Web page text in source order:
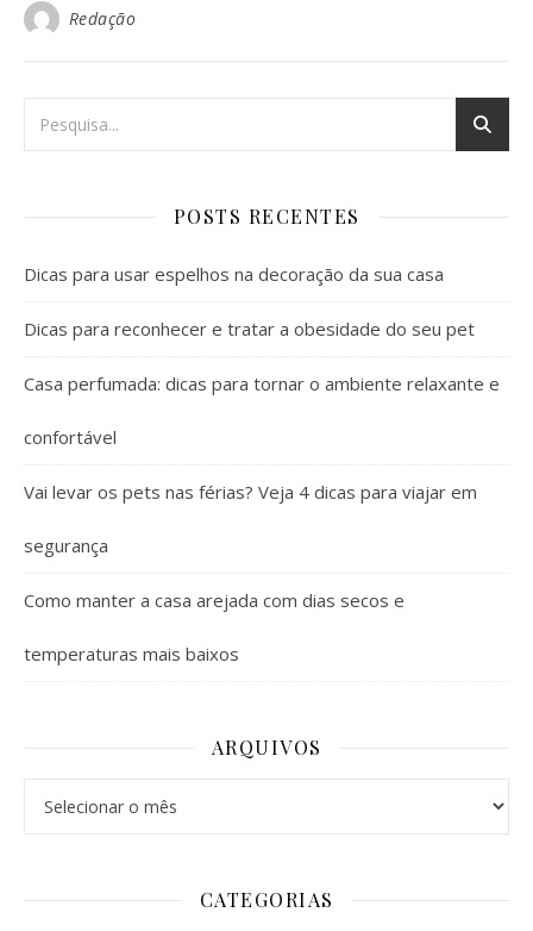
Redação
POSTS RECENTES
Dicas para usar espelhos na decoração da sua casa
Dicas para reconhecer e tratar a obesidade do seu pet
Casa perfumada: dicas para tornar o ambiente relaxante e
confortável
Vai levar os pets nas férias? Veja 4 dicas para viajar em
segurança
Como manter a casa arejada com dias secos e
temperaturas mais baixos
ARQUIVOS
CATEGORIAS